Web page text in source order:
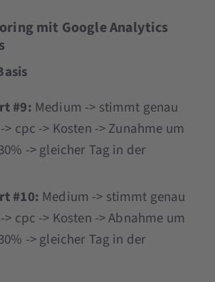
mit Google Analytics
#9: Medium -> stimmt genau
cpc -> Kosten -> Zunahme um
-> gleicher Tag in der
#10: Medium -> stimmt genau
cpc -> Kosten -> Abnahme um
-> gleicher Tag in der